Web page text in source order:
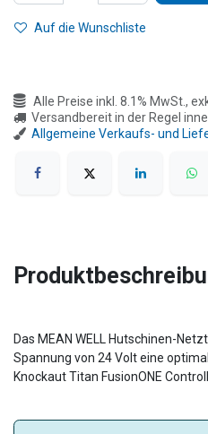
Auf die Wunschliste
Alle Preise inkl. 8.1% MwSt.,
Versandbereit in der Regel
Allgemeine Verkaufs- und
Das MEAN WELL Hutschinen-
Spannung von 24 Volt eine
Knockaut Titan FusionONE